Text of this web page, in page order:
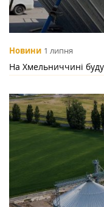
Новини 1 липня
На Хмельниччині